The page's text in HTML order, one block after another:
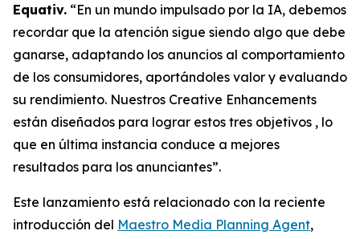
Equativ. “En un mundo impulsado por la IA, debemos
recordar que la atención sigue siendo algo que debe
ganarse, adaptando los anuncios al comportamiento
de los consumidores, aportándoles valor y evaluando
su rendimiento. Nuestros Creative Enhancements
están diseñados para lograr estos tres objetivos , lo
que en última instancia conduce a mejores
resultados para los anunciantes”.
Este lanzamiento está relacionado con la reciente
introducción del Maestro Media Planning Agent,